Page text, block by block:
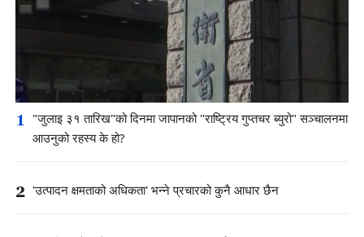
1
"जुलाइ ३१ तारिख"को दिनमा जापानको "राष्ट्रिय गुप्तचर ब्युरो" सञ्चालनमा
आउनुको रहस्य के हो?
2 'उत्पादन क्षमताको अधिकता' भन्ने प्रचारको कुनै आधार छैन